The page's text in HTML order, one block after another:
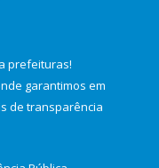
prefeituras!
garantimos em
de transparência